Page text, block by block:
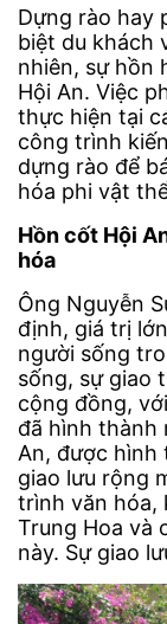
Dựng rào hay
biệt du khách
nhiên, sự hồn
Hội An. Việc
thực hiện tại
công trình
dựng rào để
hóa phi vật
Hồn cốt Hội
hóa
Ông Nguyễn
định, giá trị
người sống
sống, sự giao
cộng đồng,
đã hình thành
An, được hình
giao lưu rộng
trình văn hóa,
Trung Hoa và
này. Sự giao